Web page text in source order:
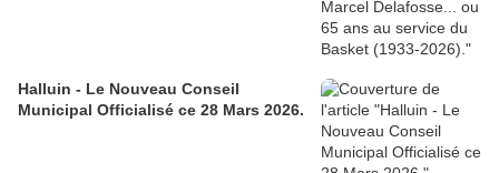
Halluin - Le Nouveau Conseil
Municipal Officialisé ce 28 Mars 2026.